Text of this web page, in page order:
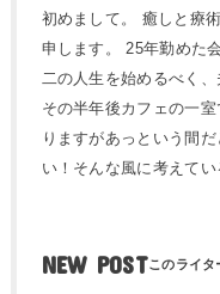
初めまして。 癒しと療
申します。 25年勤めた
二の人生を始めるべく
その半年後カフェの一
りますがあっという間
い！そんな風に考えてい
NEW POST